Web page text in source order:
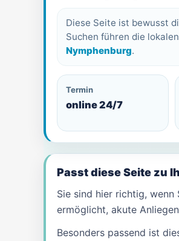
Diese Seite ist bewusst
Suchen führen die
Nymphenburg.
Termin
online 24/7
Passt diese Seite zu
Sie sind hier richtig, wenn
ermöglicht, akute
Besonders passend ist